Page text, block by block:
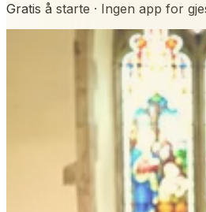
Gratis å starte · Ingen app for